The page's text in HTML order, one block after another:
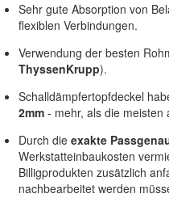
Sehr gute Absorption von
flexiblen Verbindungen.
Verwendung der besten
ThyssenKrupp).
Schalldämpfertopfdeckel
2mm- mehr, als die meisten
Durch dieexakte
Werkstatteinbaukosten
Billigprodukten zusätzlich
nachbearbeitet werden